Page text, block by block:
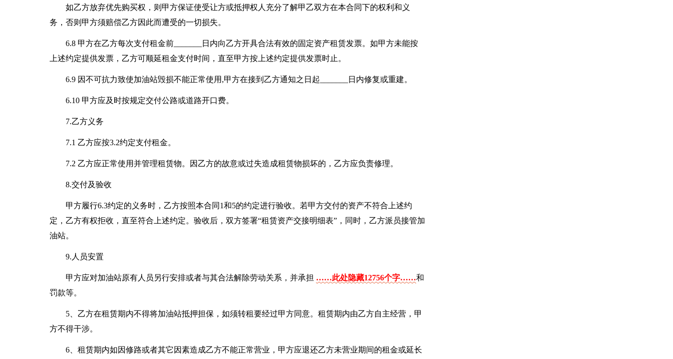
如乙方放弃优先购买权，则甲方保证使受让方或抵押权人充分了解甲乙双方在本合同下的权利和义
务，否则甲方须赔偿乙方因此而遭受的一切损失。
6.8 甲方在乙方每次支付租金前_______日内向乙方开具合法有效的固定资产租赁发票。如甲方未能按
上述约定提供发票，乙方可顺延租金支付时间，直至甲方按上述约定提供发票时止。
6.9 因不可抗力致使加油站毁损不能正常使用,甲方在接到乙方通知之日起_______日内修复或重建。
6.10 甲方应及时按规定交付公路或道路开口费。
7.乙方义务
7.1 乙方应按3.2约定支付租金。
7.2 乙方应正常使用并管理租赁物。因乙方的故意或过失造成租赁物损坏的，乙方应负责修理。
8.交付及验收
甲方履行6.3约定的义务时，乙方按照本合同1和5的约定进行验收。若甲方交付的资产不符合上述约
定，乙方有权拒收，直至符合上述约定。验收后，双方签署“租赁资产交接明细表”，同时，乙方派员接管加
油站。
9.人员安置
甲方应对加油站原有人员另行安排或者与其合法解除劳动关系，并承担 ……此处隐藏12756个字……和
罚款等。
5、乙方在租赁期内不得将加油站抵押担保，如须转租要经过甲方同意。租赁期内由乙方自主经营，甲
方不得干涉。
6、租赁期内如因修路或者其它因素造成乙方不能正常营业，甲方应退还乙方未营业期间的租金或延长